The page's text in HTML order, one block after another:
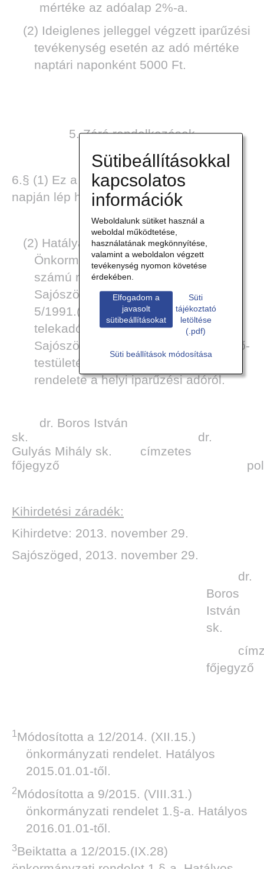
mértéke az adóalap 2%-a.
(2) Ideiglenes jelleggel végzett iparűzési
tevékenység esetén az adó mértéke
naptári naponként 5000 Ft.
5. Záró rendelkezések
6.§ (1) Ez a rendelet 2014. január 1.
napján lép hatályba.
(2) Hatályát veszti Sajószöged Község
Önkormányzata 17/2000.(XII.28.)
számú rendelete az építményadóról,
Sajószöged Községi Önkormányzat
5/1991.(XII.9.) sz. rendelete a
telekadó bevezetéséről, valamint
Sajószöged Önkormányzat Képviselő-
testületének 18/2002.(XII.19.) sz. KT.
rendelete a helyi iparűzési adóról.
dr. Boros István
sk. dr.
Gulyás Mihály sk. címzetes
főjegyző
Kihirdetési záradék:
Kihirdetve: 2013. november 29.
Sajószöged, 2013. november 29.
dr.
Boros
István
sk.
főjegyző
1 Módosította a 12/2014. (XII.15.)
önkormányzati rendelet. Hatályos
2015.01.01-től.
2Módosította a 9/2015. (VIII.31.)
önkormányzati rendelet 1.§-a. Hatályos
2016.01.01-től.
3Beiktatta a 12/2015.(IX.28)
Sütibeállításokkal
kapcsolatos
információk
Weboldalunk sütiket használ a
weboldal működtetése,
használatának megkönnyítése,
valamint a weboldalon végzett
tevékenység nyomon követése
érdekében.
Elfogadom a
javasolt
sütibeállításokat
Süti
tájékoztató
letöltése
(.pdf)
Süti beállítások módosítása